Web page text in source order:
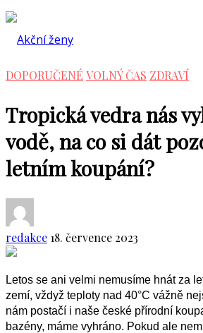
DOPORUČENÉ VOLNÝ ČAS ZDRAVÍ
Tropická vedra nás
vodě, na co si dát
letním koupání?
redakce 18. července 2023
Letos se ani velmi nemusíme hnát za
zemí, vždyž teploty nad 40°C vážně
nám postačí i naše české přírodní
bazény, máme vyhráno. Pokud ale